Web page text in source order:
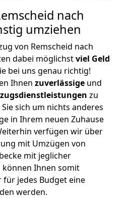
nach
umziehen
von Remscheid nach
dabei möglichstviel Geld
bei uns genau richtig!
Ihnen zuverlässige und
zu
sich um nichts anderes
in Ihrem neuen Zuhause
verfügen wir über
mit Umzügen von
mit jeglicher
Ihnen somit
jedes Budget eine
werden.